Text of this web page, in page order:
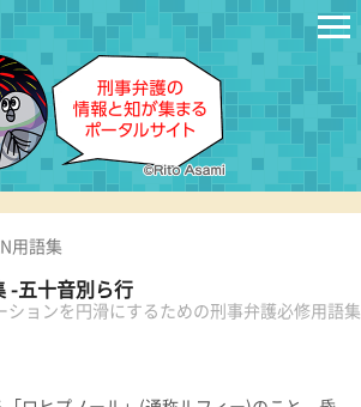
用語集
-五十音別ら行
ョンを円滑にするための刑事弁護必修用語集